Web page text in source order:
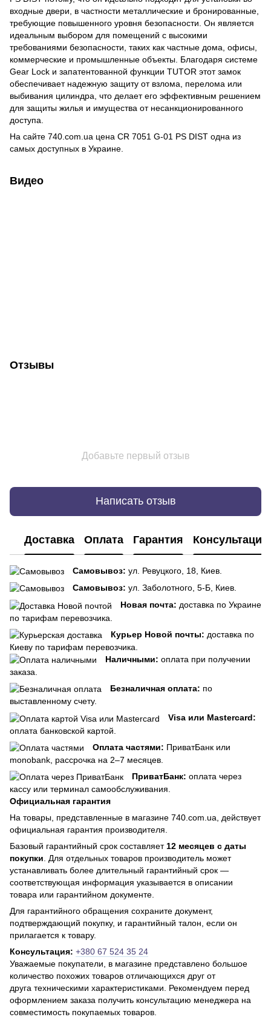
входные двери, в частности металлические и бронированные,
требующие повышенного уровня безопасности. Он является
идеальным выбором для помещений с высокими
требованиями безопасности, таких как частные дома, офисы,
коммерческие и промышленные объекты. Благодаря системе
Gear Lock и запатентованной функции TUTOR этот замок
обеспечивает надежную защиту от взлома, перелома или
выбивания цилиндра, что делает его эффективным решением
для защиты жилья и имущества от несанкционированного
доступа.
На сайте 740.com.ua цена CR 7051 G-01 PS DIST одна из
самых доступных в Украине.
Видео
Отзывы
Добавьте первый отзыв
Написать отзыв
Доставка Оплата Гарантия Консультация
Самовывоз: ул. Ревуцкого, 18, Киев.
Самовывоз: ул. Заболотного, 5-Б, Киев.
Новая почта: доставка по Украине
по тарифам перевозчика.
Курьер Новой почты: доставка по
Киеву по тарифам перевозчика.
Наличными: оплата при получении
заказа.
Безналичная оплата: по
выставленному счету.
Visa или Mastercard:
оплата банковской картой.
Оплата частями: ПриватБанк или
monobank, рассрочка на 2–7 месяцев.
ПриватБанк: оплата через
кассу или терминал самообслуживания.
Официальная гарантия
На товары, представленные в магазине 740.com.ua, действует
официальная гарантия производителя.
Базовый гарантийный срок составляет12 месяцев с даты
покупки. Для отдельных товаров производитель может
устанавливать более длительный гарантийный срок —
соответствующая информация указывается в описании
товара или гарантийном документе.
Для гарантийного обращения сохраните документ,
подтверждающий покупку, и гарантийный талон, если он
прилагается к товару.
Консультация: +380 67 524 35 24
Уважаемые покупатели, в магазине представлено большое
количество похожих товаров отличающихся друг от
друга техническими характеристиками. Рекомендуем перед
оформлением заказа получить консультацию менеджера на
совместимость покупаемых товаров.